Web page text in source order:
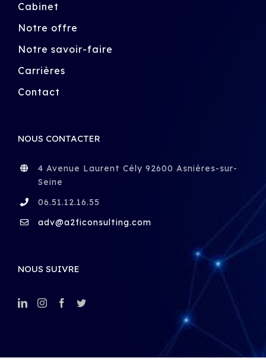
Cabinet
Notre offre
Notre savoir-faire
Carrières
Contact
NOUS CONTACTER
4 Avenue Laurent Cély 92600 Asnières-sur-
Seine
06.51.12.16.55
adv@a2ficonsulting.com
NOUS SUIVRE